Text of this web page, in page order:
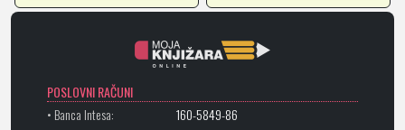
POSLOVNI RAČUNI
• Banca Intesa:
160-5849-86